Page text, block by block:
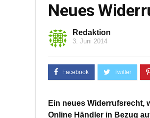
Neues
Redaktion
3. Juni 2014
Ein neues Widerrufsrecht,
Online Händler in Bezug